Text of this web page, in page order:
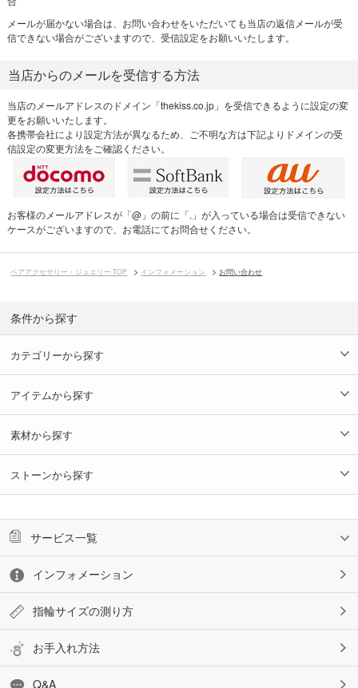
メールが届かない場合は、お問い合わせをいただいても当店の返信メールが受
信できない場合がございますので、受信設定をお願いいたします。
当店からのメールを受信する方法
当店のメールアドレスのドメイン「thekiss.co.jp」を受信できるように設定の変
更をお願いいたします。
各携帯会社により設定方法が異なるため、ご不明な方は下記よりドメインの受
信設定の変更方法をご確認ください。
お客様のメールアドレスが「@」の前に「.」が入っている場合は受信できない
ケースがございますので、お電話にてお問合せください。
ペアアクセサリー・ジュエリー TOP インフォメーション お問い合わせ
条件から探す
カテゴリーから探す
アイテムから探す
素材から探す
ストーンから探す
サービス一覧
インフォメーション
指輪サイズの測り方
お手入れ方法
Q&A